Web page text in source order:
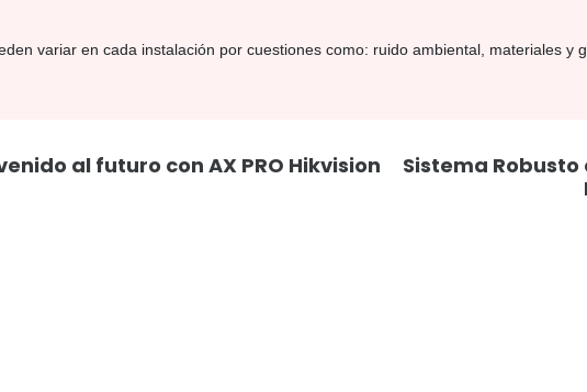
variar en cada instalación por cuestiones como: ruido ambiental, materiales y
al futuro con AX PRO Hikvision
Sistema